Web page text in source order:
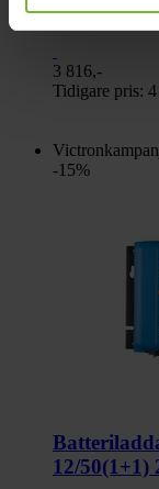
12/30(1+1)
3 816,-
Tidigare pris:
-15%
12/50(1+1)